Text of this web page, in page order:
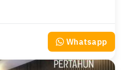
Whatsapp